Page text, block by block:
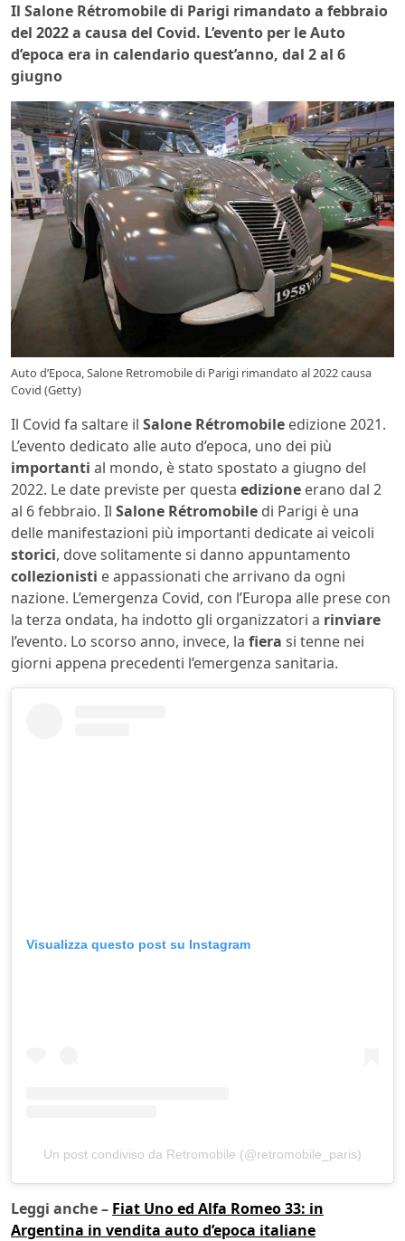
Il Salone Rétromobile di Parigi rimandato a febbraio
del 2022 a causa del Covid. L’evento per le Auto
d’epoca era in calendario quest’anno, dal 2 al 6
giugno
Auto d’Epoca, Salone Retromobile di Parigi rimandato al 2022 causa
Covid (Getty)
Il Covid fa saltare il Salone Rétromobile edizione 2021.
L’evento dedicato alle auto d’epoca, uno dei più
importanti al mondo, è stato spostato a giugno del
2022. Le date previste per questa edizione erano dal 2
al 6 febbraio. Il Salone Rétromobile di Parigi è una
delle manifestazioni più importanti dedicate ai veicoli
storici, dove solitamente si danno appuntamento
collezionisti e appassionati che arrivano da ogni
nazione. L’emergenza Covid, con l’Europa alle prese con
la terza ondata, ha indotto gli organizzatori a rinviare
l’evento. Lo scorso anno, invece, la fiera si tenne nei
giorni appena precedenti l’emergenza sanitaria.
Visualizza questo post su Instagram
Un post condiviso da Retromobile (@retromobile_paris)
Leggi anche – Fiat Uno ed Alfa Romeo 33: in
Argentina in vendita auto d’epoca italiane